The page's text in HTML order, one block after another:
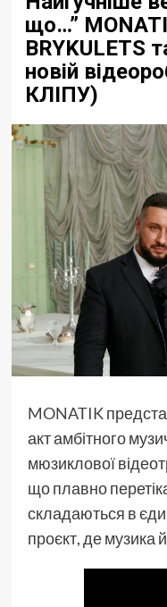
що…”
BRYKULETS
новій
КЛІПУ)
MONATIK
акт амбітного
мюзиклової
що плавно
складаються в
проєкт, де музика